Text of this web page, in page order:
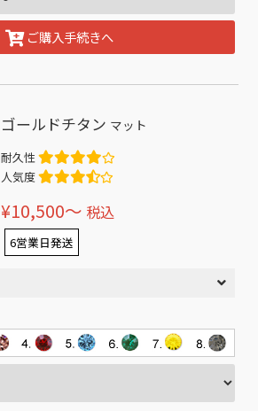
ご購入手続きへ
ゴールドチタン マット
耐久性
人気度
¥10,500〜 税込
6営業日発送